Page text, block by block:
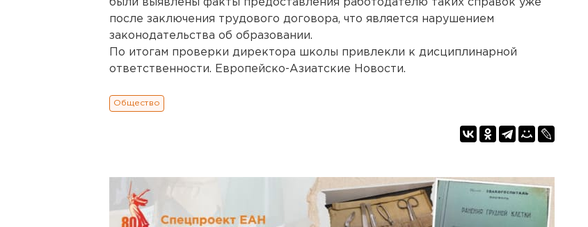
были выявлены факты предоставления работодателю таких справок уже
после заключения трудового договора, что является нарушением
законодательства об образовании.
По итогам проверки директора школы привлекли к дисциплинарной
ответственности. Европейско-Азиатские Новости.
Общество